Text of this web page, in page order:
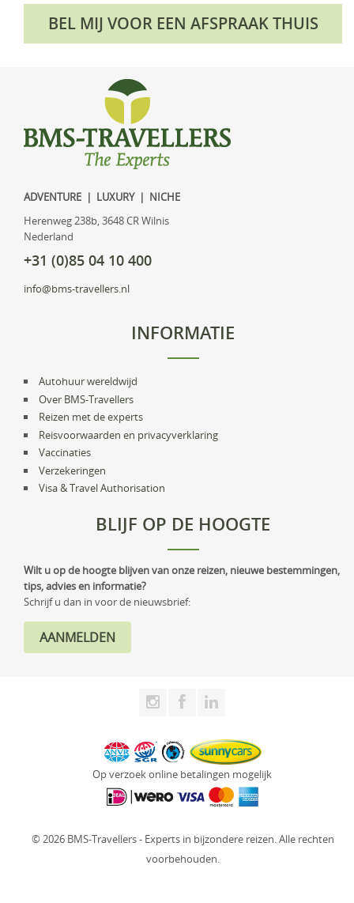
BEL MIJ VOOR EEN AFSPRAAK THUIS
ADVENTURE | LUXURY | NICHE
Herenweg 238b, 3648 CR Wilnis
Nederland
+31 (0)85 04 10 400
info@bms-travellers.nl
INFORMATIE
Autohuur wereldwijd
Over BMS-Travellers
Reizen met de experts
Reisvoorwaarden en privacyverklaring
Vaccinaties
Verzekeringen
Visa & Travel Authorisation
BLIJF OP DE HOOGTE
Wilt u op de hoogte blijven van onze reizen, nieuwe bestemmingen,
tips, advies en informatie?
Schrijf u dan in voor de nieuwsbrief:
Op verzoek online betalingen mogelijk
© 2026 BMS-Travellers - Experts in bijzondere reizen. Alle rechten
voorbehouden.